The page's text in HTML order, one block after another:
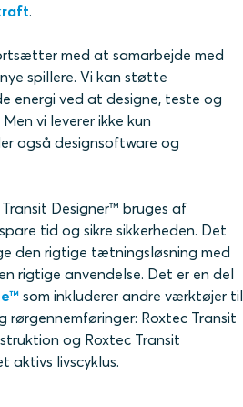
.
med at samarbejde med
spillere. Vi kan støtte
energi ved at designe, teste og
vi leverer ikke kun
også designsoftware og
Designer™ bruges af
tid og sikre sikkerheden. Det
den rigtige tætningsløsning med
rigtige anvendelse. Det er en del
som inkluderer andre værktøjer til
Roxtec Transit
og Roxtec Transit
aktivs livscyklus.